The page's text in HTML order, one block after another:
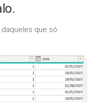
que só